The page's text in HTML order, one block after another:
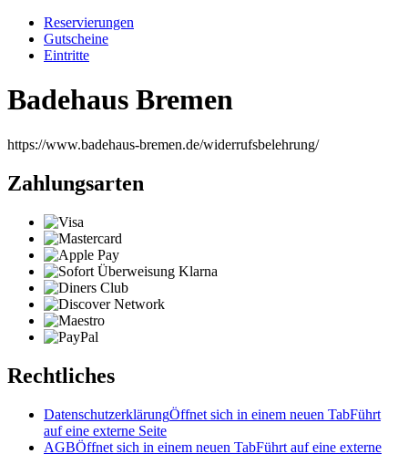
Reservierungen
Gutscheine
Eintritte
Badehaus Bremen
https://www.badehaus-bremen.de/widerrufsbelehrung/
Zahlungsarten
Rechtliches
DatenschutzerklärungÖffnet sich in einem neuen TabFührt
auf eine externe Seite
AGBÖffnet sich in einem neuen TabFührt auf eine externe